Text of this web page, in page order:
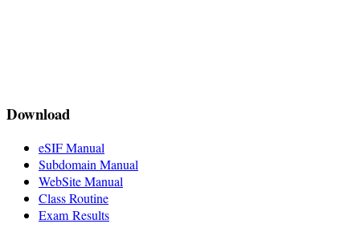
Download
eSIF Manual
Subdomain Manual
WebSite Manual
Class Routine
Exam Results